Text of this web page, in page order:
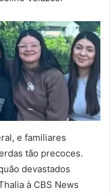
e familiares
tão precoces.
devastados
à CBS News